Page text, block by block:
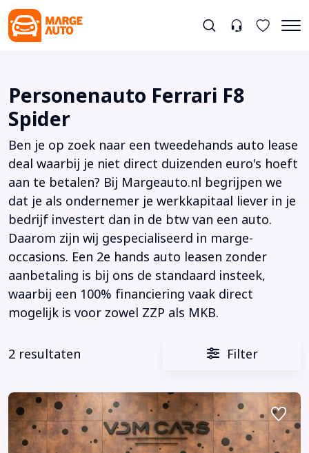
Personenauto Ferrari F8
Spider
Ben je op zoek naar een tweedehands auto lease
deal waarbij je niet direct duizenden euro's hoeft
aan te betalen? Bij Margeauto.nl begrijpen we
dat je als ondernemer je werkkapitaal liever in je
bedrijf investert dan in de btw van een auto.
Daarom zijn wij gespecialiseerd in marge-
occasions. Een 2e hands auto leasen zonder
aanbetaling is bij ons de standaard insteek,
waarbij een 100% financiering vaak direct
mogelijk is voor zowel ZZP als MKB.
2 resultaten Filter